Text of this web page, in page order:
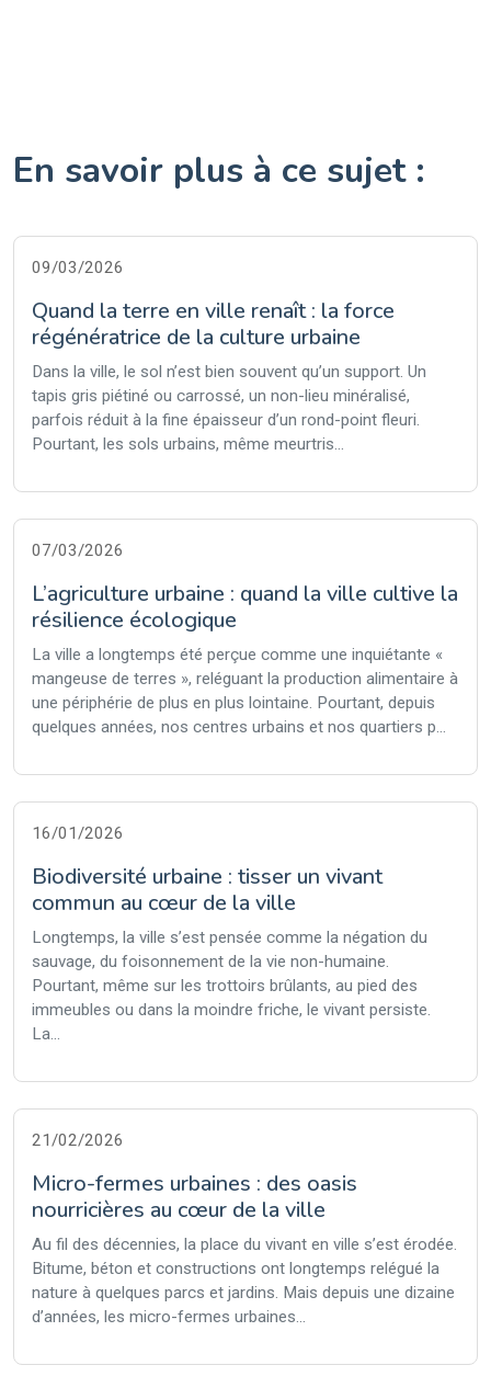
En savoir plus à ce sujet :
09/03/2026
Quand la terre en ville renaît : la force
régénératrice de la culture urbaine
Dans la ville, le sol n’est bien souvent qu’un support. Un
tapis gris piétiné ou carrossé, un non-lieu minéralisé,
parfois réduit à la fine épaisseur d’un rond-point fleuri.
Pourtant, les sols urbains, même meurtris...
07/03/2026
L’agriculture urbaine : quand la ville cultive la
résilience écologique
La ville a longtemps été perçue comme une inquiétante «
mangeuse de terres », reléguant la production alimentaire à
une périphérie de plus en plus lointaine. Pourtant, depuis
quelques années, nos centres urbains et nos quartiers p...
16/01/2026
Biodiversité urbaine : tisser un vivant
commun au cœur de la ville
Longtemps, la ville s’est pensée comme la négation du
sauvage, du foisonnement de la vie non-humaine.
Pourtant, même sur les trottoirs brûlants, au pied des
immeubles ou dans la moindre friche, le vivant persiste.
La...
21/02/2026
Micro-fermes urbaines : des oasis
nourricières au cœur de la ville
Au fil des décennies, la place du vivant en ville s’est érodée.
Bitume, béton et constructions ont longtemps relégué la
nature à quelques parcs et jardins. Mais depuis une dizaine
d’années, les micro-fermes urbaines...